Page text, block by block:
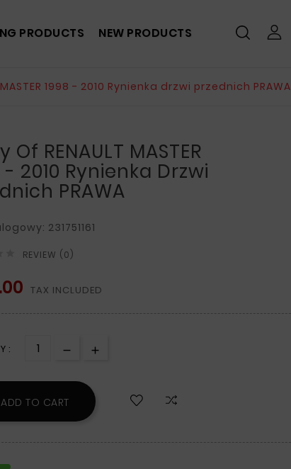
PRODUCTS NEW PRODUCTS
1998 - 2010 Rynienka drzwi przednich PRAWA
Of RENAULT MASTER
- 2010 Rynienka Drzwi
PRAWA
231751161
REVIEW (0)
TAX INCLUDED
:
ADD TO CART